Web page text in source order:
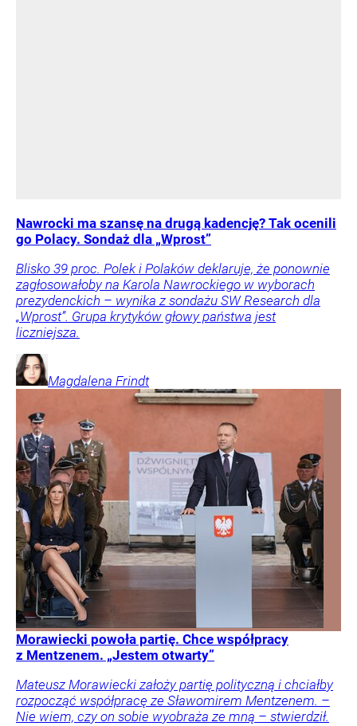
Nawrocki ma szansę na drugą kadencję? Tak ocenili
go Polacy. Sondaż dla „Wprost”
Blisko 39 proc. Polek i Polaków deklaruje, że ponownie
zagłosowałoby na Karola Nawrockiego w wyborach
prezydenckich – wynika z sondażu SW Research dla
„Wprost”. Grupa krytyków głowy państwa jest
liczniejsza.
Magdalena Frindt
Morawiecki powoła partię. Chce współpracy
z Mentzenem. „Jestem otwarty”
Mateusz Morawiecki założy partię polityczną i chciałby
rozpocząć współpracę ze Sławomirem Mentzenem. –
Nie wiem, czy on sobie wyobraża ze mną – stwierdził.